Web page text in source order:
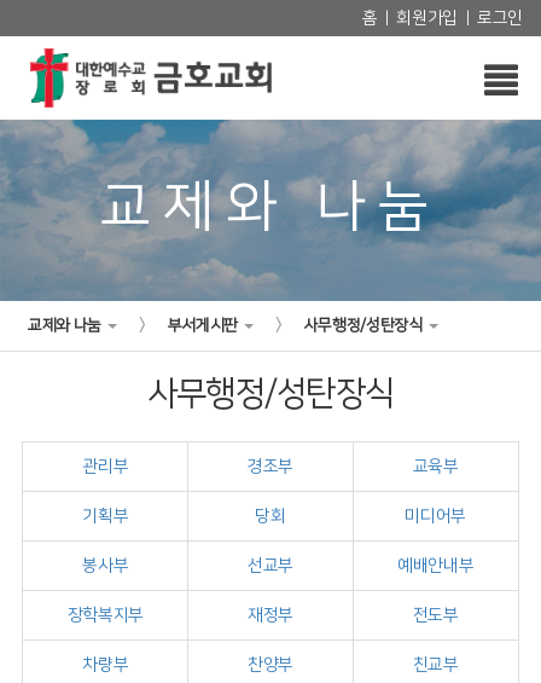
홈 회원가입 로그인
교제와 나눔
교제와 나눔 > 부서게시판 > 사무행정/성탄장식
사무행정/성탄장식
관리부 경조부 교육부
기획부 당회 미디어부
봉사부 선교부 예배안내부
장학복지부 재정부 전도부
차량부 찬양부 친교부